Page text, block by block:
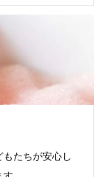
たちが安心し